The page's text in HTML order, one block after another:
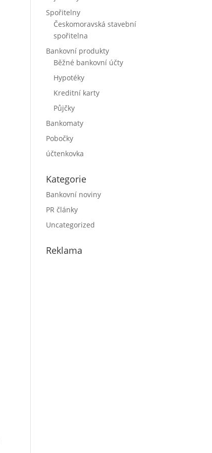
Spořitelny
Českomoravská stavební
spořitelna
Bankovní produkty
Běžné bankovní účty
Hypotéky
Kreditní karty
Půjčky
Bankomaty
Pobočky
účtenkovka
Kategorie
Bankovní noviny
PR články
Uncategorized
Reklama